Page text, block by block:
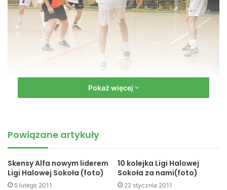
Liga Halowa Sokoła (fot. Przemysław Janas, Jaslonet.pl)
zmierzy się z Realem Galacticos.
Skensy Alfa – Real Galacticos 3-5 karne 2-0(pierwszy
mecz: 3-1)
Pokaż więcej
Powiązane artykuły
Skensy Alfa nowym liderem
Ligi Halowej Sokoła (foto)
5 lutego 2011
10 kolejka Ligi Halowej
Sokoła za nami(foto)
22 stycznia 2011